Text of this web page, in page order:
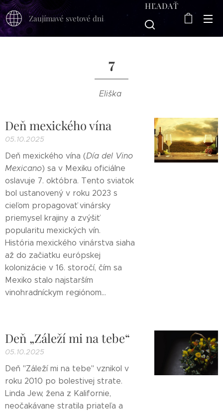
Zaujímavé svetové dni
HĽADAŤ
7
Eliška
Deň mexického vína
05.10.2025
Deň mexického vína (Día del Vino
Mexicano) sa v Mexiku oficiálne
oslavuje 7. októbra. Tento sviatok
bol ustanovený v roku 2023 s
cieľom propagovať vinársky
priemysel krajiny a zvýšiť
popularitu mexických vín.
História mexického vinárstva siaha
až do začiatku európskej
kolonizácie v 16. storočí, čím sa
Mexiko stalo najstarším
vinohradníckym regiónom...
Deň „Záleží mi na tebe“
05.10.2025
Deň "Záleží mi na tebe" vznikol v
roku 2010 po bolestivej strate.
Linda Jew, žena z Kalifornie,
neočakávane stratila priateľa a